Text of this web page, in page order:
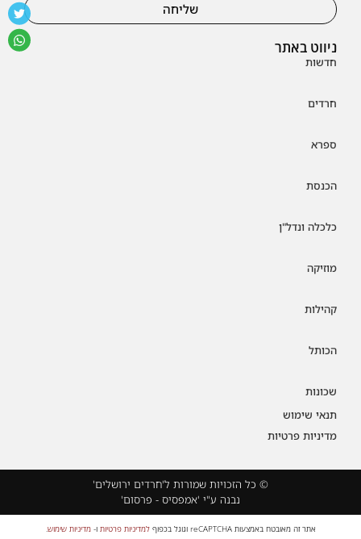
ניווט באתר
חדשות
חרדים
ספרא
הכנסת
כלכלה ונדל"ן
מוזיקה
קהילות
הכותל
שכונות
תנאי שימוש
מדיניות פרטיות
שליחה
© כל הזכויות שמורות ל'חרדים ירושלים'
נבנה ע"י 'אמפסיס - פרסום'
אתר זה מאובטח באמצעות reCAPTCHA וגוגל בכפוף למדיניות פרטיות ו-מדיניות שימוש.